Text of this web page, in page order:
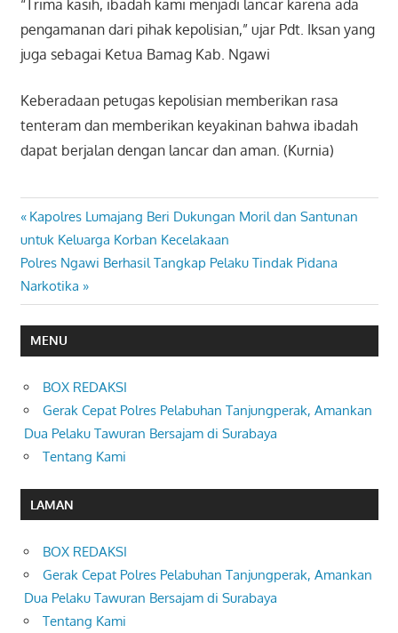
“Trima kasih, ibadah kami menjadi lancar karena ada
pengamanan dari pihak kepolisian,” ujar Pdt. Iksan yang
juga sebagai Ketua Bamag Kab. Ngawi
Keberadaan petugas kepolisian memberikan rasa
tenteram dan memberikan keyakinan bahwa ibadah
dapat berjalan dengan lancar dan aman. (Kurnia)
Navigasi
pos
Previous
Post:
Kapolres Lumajang Beri Dukungan Moril dan Santunan
untuk Keluarga Korban Kecelakaan
Next
Post:
Polres Ngawi Berhasil Tangkap Pelaku Tindak Pidana
Narkotika
MENU
BOX REDAKSI
Gerak Cepat Polres Pelabuhan Tanjungperak, Amankan
Dua Pelaku Tawuran Bersajam di Surabaya
Tentang Kami
LAMAN
BOX REDAKSI
Gerak Cepat Polres Pelabuhan Tanjungperak, Amankan
Dua Pelaku Tawuran Bersajam di Surabaya
Tentang Kami